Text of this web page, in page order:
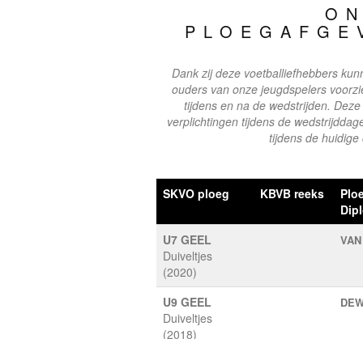
Dank zij deze voetballiefhebbers
ouders van onze jeugdspelers
tijdens en na de wedstrijden.
verplichtingen tijdens de
tijdens de
SKVO ploeg KBVB reeks
U7 GEEL
Duiveltjes
(2020)
U9 GEEL
Duiveltjes
(2018)